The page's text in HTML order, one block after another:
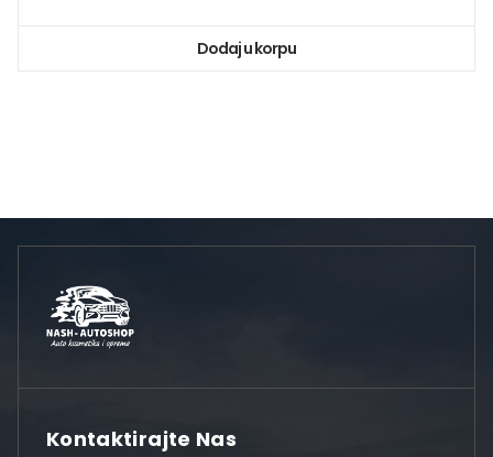
Dodaj u korpu
Kontaktirajte Nas